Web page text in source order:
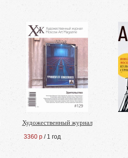
Художественный журнал
3360 р / 1 год